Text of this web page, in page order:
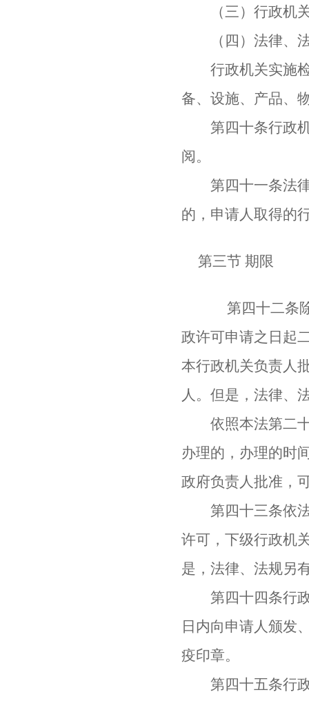
（三）行政机关
（四）法律、法
行政机关实施检
备、设施、产品、
第四十条行政机
阅。
第四十一条法律
的，申请人取得的
第三节 期限
第四十二条除
政许可申请之日起
本行政机关负责人
人。但是，法律、
依照本法第二十
办理的，办理的时
政府负责人批准，
第四十三条依法
许可，下级行政机
是，法律、法规另
第四十四条行政
日内向申请人颁发
疫印章。
第四十五条行政